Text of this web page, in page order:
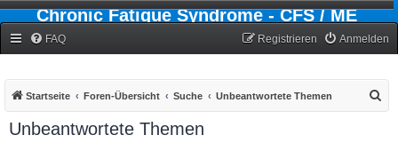
Chronic Fatigue Syndrome - CFS / ME
FAQ Anmelden
Registrieren
Startseite Foren-Übersicht Suche Unbeantwortete Themen
Unbeantwortete Themen